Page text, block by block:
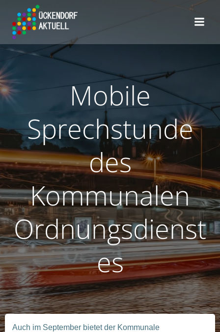
Mobile
Sprechstunde
des
Kommunalen
Ordnungsdienst
es
Auch im September bietet der Kommunale